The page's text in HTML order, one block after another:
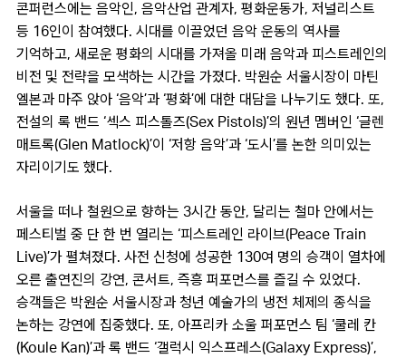
콘퍼런스에는 음악인, 음악산업 관계자, 평화운동가, 저널리스트
등 16인이 참여했다. 시대를 이끌었던 음악 운동의 역사를
기억하고, 새로운 평화의 시대를 가져올 미래 음악과 피스트레인의
비전 및 전략을 모색하는 시간을 가졌다. 박원순 서울시장이 마틴
엘본과 마주 앉아 ‘음악’과 ‘평화’에 대한 대담을 나누기도 했다. 또,
전설의 록 밴드 ‘섹스 피스톨즈(Sex Pistols)’의 원년 멤버인 ‘글렌
매트록(Glen Matlock)’이 ‘저항 음악’과 ‘도시’를 논한 의미있는
자리이기도 했다.
서울을 떠나 철원으로 향하는 3시간 동안, 달리는 철마 안에서는
페스티벌 중 단 한 번 열리는 ‘피스트레인 라이브(Peace Train
Live)’가 펼쳐졌다. 사전 신청에 성공한 130여 명의 승객이 열차에
오른 출연진의 강연, 콘서트, 즉흥 퍼포먼스를 즐길 수 있었다.
승객들은 박원순 서울시장과 청년 예술가의 냉전 체제의 종식을
논하는 강연에 집중했다. 또, 아프리카 소울 퍼포먼스 팀 ‘쿨레 칸
(Koule Kan)’과 록 밴드 ‘갤럭시 익스프레스(Galaxy Express)’,